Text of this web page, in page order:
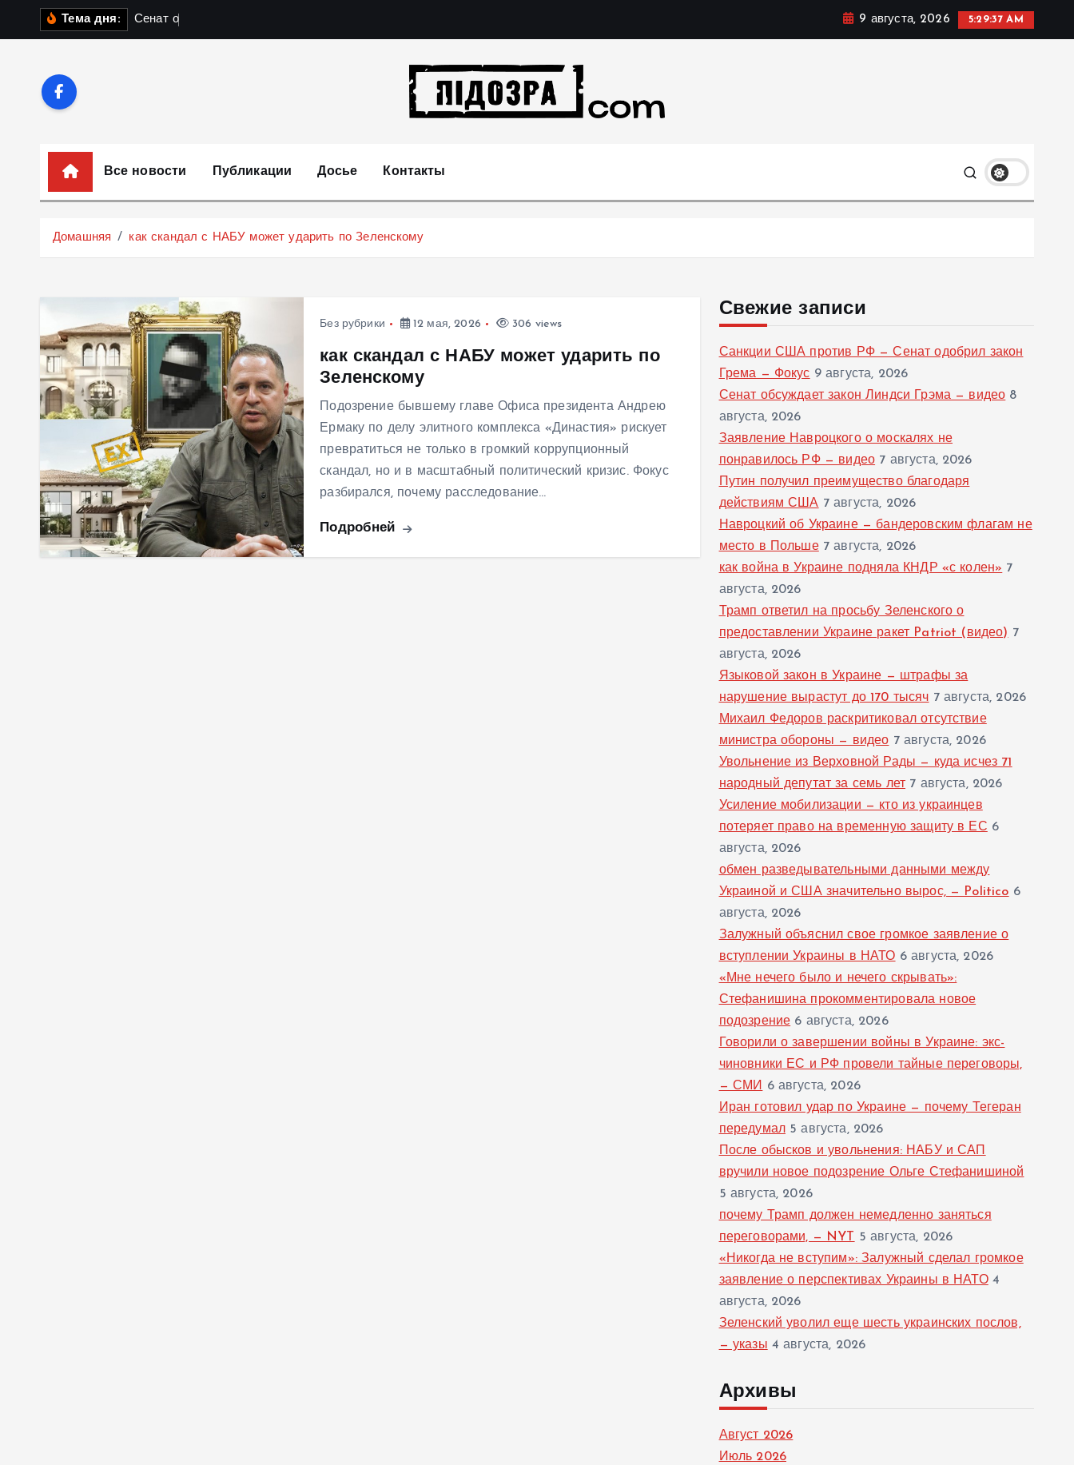
Тема дня: Сенат о 9 августа, 2026 5:29:38 AM
Все новости
Публикации Досье Контакты
Домашняя как скандал с НАБУ может ударить по Зеленскому
Без рубрики 12 мая, 2026 306 views
как скандал с НАБУ может ударить по
Зеленскому
Подозрение бывшему главе Офиса президента Андрею
Ермаку по делу элитного комплекса «Династия» рискует
превратиться не только в громкий коррупционный
скандал, но и в масштабный политический кризис. Фокус
разбирался, почему расследование…
Подробней
Свежие записи
Санкции США против РФ — Сенат одобрил закон
Грема — Фокус 9 августа, 2026
Сенат обсуждает закон Линдси Грэма — видео 8
августа, 2026
Заявление Навроцкого о москалях не
понравилось РФ — видео 7 августа, 2026
Путин получил преимущество благодаря
действиям США 7 августа, 2026
Навроцкий об Украине — бандеровским флагам не
место в Польше 7 августа, 2026
как война в Украине подняла КНДР «с колен» 7
августа, 2026
Трамп ответил на просьбу Зеленского о
предоставлении Украине ракет Patriot (видео) 7
августа, 2026
Языковой закон в Украине — штрафы за
нарушение вырастут до 170 тысяч 7 августа, 2026
Михаил Федоров раскритиковал отсутствие
министра обороны — видео 7 августа, 2026
Увольнение из Верховной Рады — куда исчез 71
народный депутат за семь лет 7 августа, 2026
Усиление мобилизации — кто из украинцев
потеряет право на временную защиту в ЕС 6
августа, 2026
обмен разведывательными данными между
Украиной и США значительно вырос, — Politico 6
августа, 2026
Залужный объяснил свое громкое заявление о
вступлении Украины в НАТО 6 августа, 2026
«Мне нечего было и нечего скрывать»:
Стефанишина прокомментировала новое
подозрение 6 августа, 2026
Говорили о завершении войны в Украине: экс-
чиновники ЕС и РФ провели тайные переговоры,
— СМИ 6 августа, 2026
Иран готовил удар по Украине — почему Тегеран
передумал 5 августа, 2026
После обысков и увольнения: НАБУ и САП
вручили новое подозрение Ольге Стефанишиной
5 августа, 2026
почему Трамп должен немедленно заняться
переговорами, — NYT
5 августа, 2026
«Никогда не вступим»: Залужный сделал громкое
заявление о перспективах Украины в НАТО 4
августа, 2026
Зеленский уволил еще шесть украинских послов,
— указы 4 августа, 2026
Архивы
Август 2026
Июль 2026